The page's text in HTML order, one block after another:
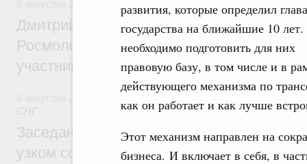
развития, которые определил глава
государства на ближайшие 10 лет.
необходимо подготовить для них
правовую базу, в том числе и в
действующего механизма по
как он работает и как лучше
Этот механизм направлен на
бизнеса. И включает в себя, в
Дмитрий Чернышенко, Сергей Кравцов и
Росмолодёжи Григорий Гуров
участников проекта «Кольцо открытий»
СНГ
Заседание Евразийского
узком составе